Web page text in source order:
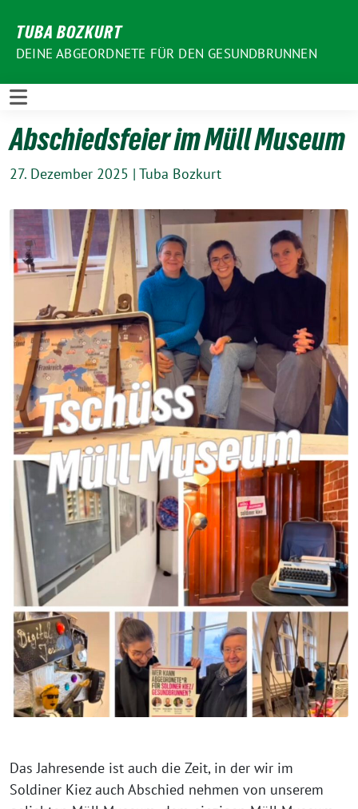
zum
Inhalt
TUBA BOZKURT
DEINE ABGEORDNETE FÜR DEN GESUNDBRUNNEN
Abschiedsfeier im Müll Museum
27. Dezember 2025 | Tuba Bozkurt
⁨⁨Das Jahresende ist auch die Zeit, in der wir im
Soldiner Kiez auch Abschied nehmen von unserem